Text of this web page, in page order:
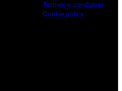
Termini e condizioni
Cookie policy